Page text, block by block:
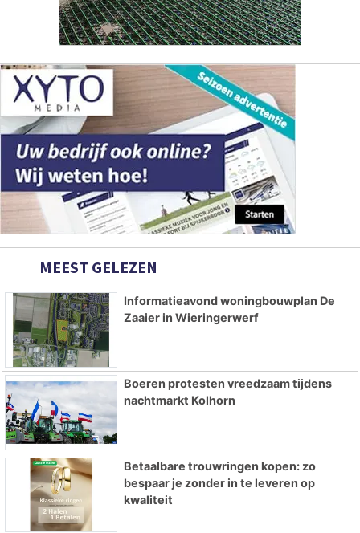
MEEST GELEZEN
Informatieavond woningbouwplan De
Zaaier in Wieringerwerf
Boeren protesten vreedzaam tijdens
nachtmarkt Kolhorn
Betaalbare trouwringen kopen: zo
bespaar je zonder in te leveren op
kwaliteit